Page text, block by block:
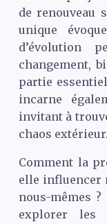
de renouveau
unique
d’évolution
changement,
partie
incarne
invitant à
chaos extérieur.
Comment la
elle influencer
nous-mêmes
explorer les